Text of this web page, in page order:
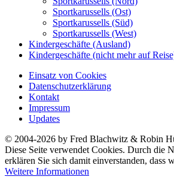
Sportkarussells (Ost)
Sportkarussells (Süd)
Sportkarussells (West)
Kindergeschäfte (Ausland)
Kindergeschäfte (nicht mehr auf
Einsatz von Cookies
Datenschutzerklärung
Kontakt
Impressum
Updates
© 2004-2026 by Fred Blachwitz & Robin
Diese Seite verwendet Cookies. Durch die
erklären Sie sich damit einverstanden, dass
Weitere Informationen